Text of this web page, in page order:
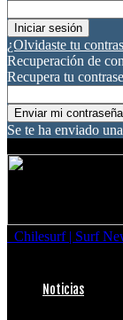
¿Olvidaste tu
Recuperación de
Recupera tu
Se te ha enviado
Chilesurf | Surf
Noticias